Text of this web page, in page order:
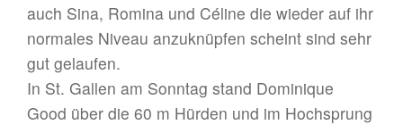
auch Sina, Romina und Céline die wieder auf ihr
normales Niveau anzuknüpfen scheint sind sehr
gut gelaufen.
In St. Gallen am Sonntag stand Dominique
Good über die 60 m Hürden und im Hochsprung